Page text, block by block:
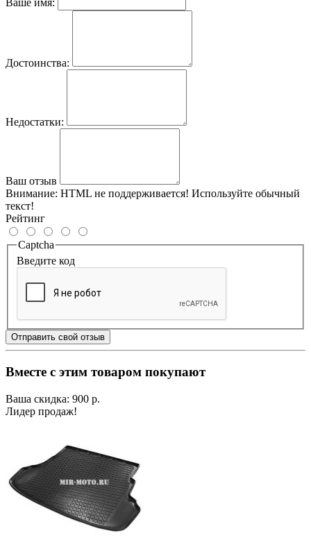
Достоинства:
Недостатки:
Ваш отзыв
Внимание: HTML не поддерживается! Используйте обычный
текст!
Рейтинг
Captcha
Введите код
Отправить свой отзыв
Вместе с этим товаром покупают
Ваша скидка: 900 р.
Лидер продаж!